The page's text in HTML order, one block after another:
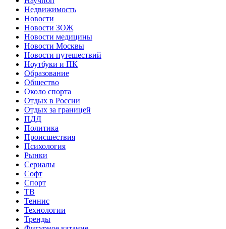
Недвижимость
Новости
Новости ЗОЖ
Новости медицины
Новости Москвы
Новости путешествий
Ноутбуки и ПК
Образование
Общество
Около спорта
Отдых в России
Отдых за границей
ПДД
Политика
Происшествия
Психология
Рынки
Сериалы
Софт
Спорт
ТВ
Теннис
Технологии
Тренды